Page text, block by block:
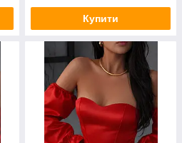
Купити